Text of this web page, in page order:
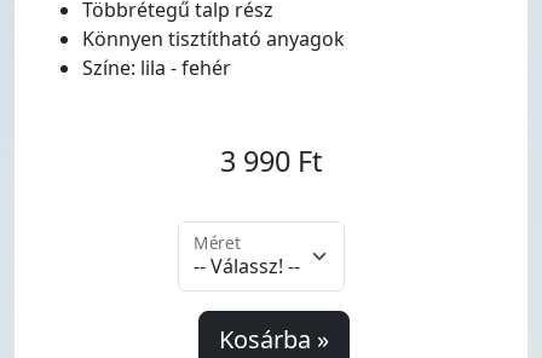
Többrétegű talp rész
Könnyen tisztítható anyagok
Színe: lila - fehér
3 990 Ft
Méret
Kosárba »